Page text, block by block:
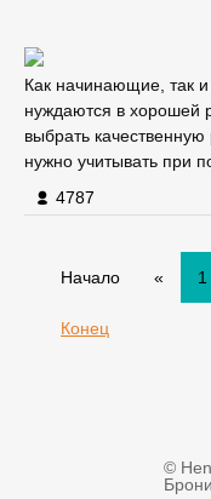
Как начинающие, так
нуждаются в хорошей
выбрать
нужно учитывать при
4787
Начало « 1
Конец
©